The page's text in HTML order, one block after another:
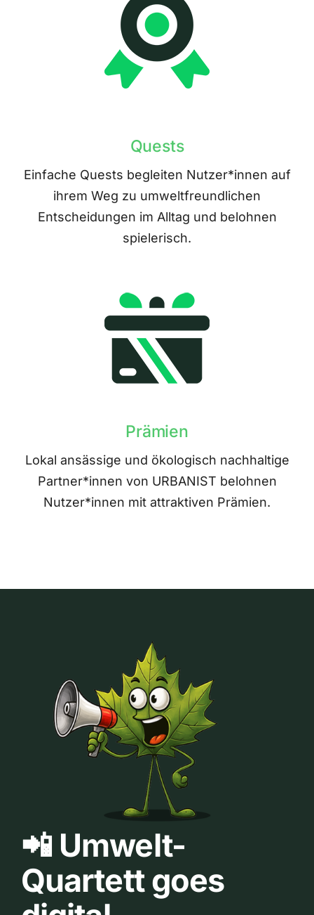
Quests
Einfache Quests begleiten Nutzer*innen auf
ihrem Weg zu umweltfreundlichen
Entscheidungen im Alltag und belohnen
spielerisch.
Prämien
Lokal ansässige und ökologisch nachhaltige
Partner*innen von URBANIST belohnen
Nutzer*innen mit attraktiven Prämien.
📲 Umwelt-
Quartett goes